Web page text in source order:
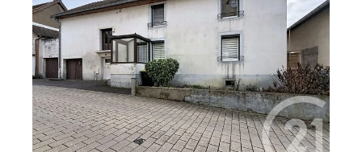
VOUJEAUCOURT 25
92,92 m2, 4 pièces
Ref : 33411
Maison à vendre
122 000 €
Visiter le site dédié